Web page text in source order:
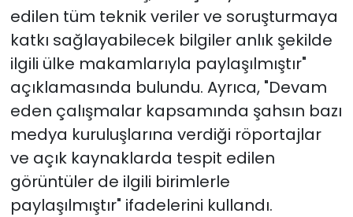
edilen tüm teknik veriler ve soruşturmaya
katkı sağlayabilecek bilgiler anlık şekilde
ilgili ülke makamlarıyla paylaşılmıştır"
açıklamasında bulundu. Ayrıca, "Devam
eden çalışmalar kapsamında şahsın bazı
medya kuruluşlarına verdiği röportajlar
ve açık kaynaklarda tespit edilen
görüntüler de ilgili birimlerle
paylaşılmıştır" ifadelerini kullandı.